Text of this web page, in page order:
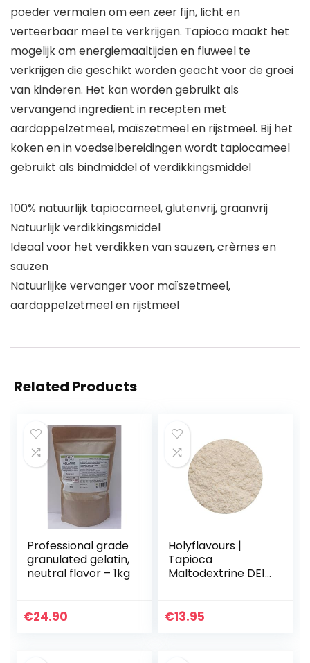
poeder vermalen om een ​​zeer fijn, licht en
verteerbaar meel te verkrijgen. Tapioca maakt het
mogelijk om energiemaaltijden en fluweel te
verkrijgen die geschikt worden geacht voor de groei
van kinderen. Het kan worden gebruikt als
vervangend ingrediënt in recepten met
aardappelzetmeel, maïszetmeel en rijstmeel. Bij het
koken en in voedselbereidingen wordt tapiocameel
gebruikt als bindmiddel of verdikkingsmiddel
100% natuurlijk tapiocameel, glutenvrij, graanvrij
Natuurlijk verdikkingsmiddel
Ideaal voor het verdikken van sauzen, crèmes en
sauzen
Natuurlijke vervanger voor maïszetmeel,
aardappelzetmeel en rijstmeel
Related Products
Professional grade
granulated gelatin,
neutral flavor – 1kg
€24.90
Holyflavours |
Tapioca
Maltodextrine DE10
€13.95